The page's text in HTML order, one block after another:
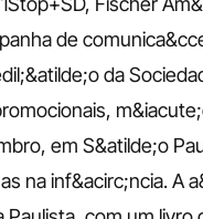
de
da
em S&atilde;o
na inf&acirc;ncia. A